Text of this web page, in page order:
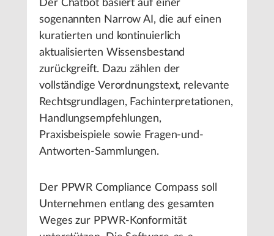
Der Chatbot basiert auf einer
sogenannten Narrow AI, die auf einen
kuratierten und kontinuierlich
aktualisierten Wissensbestand
zurückgreift. Dazu zählen der
vollständige Verordnungstext, relevante
Rechtsgrundlagen, Fachinterpretationen,
Handlungsempfehlungen,
Praxisbeispiele sowie Fragen-und-
Antworten-Sammlungen.
Der PPWR Compliance Compass soll
Unternehmen entlang des gesamten
Weges zur PPWR-Konformität